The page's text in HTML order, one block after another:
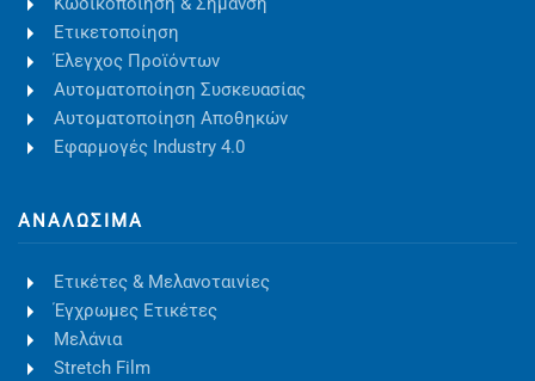
Ετικετοποίηση
Έλεγχος Προϊόντων
Αυτοματοποίηση Συσκευασίας
Αυτοματοποίηση Αποθηκών
Εφαρμογές Industry 4.0
ΑΝΑΛΏΣΙΜΑ
Ετικέτες & Μελανοταινίες
Έγχρωμες Ετικέτες
Μελάνια
Stretch Film